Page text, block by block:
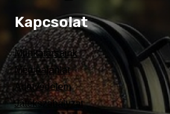
Kapcsolat
Munkatársaink
Médiaajánlat
Adatvédelem
Játékszabályzat